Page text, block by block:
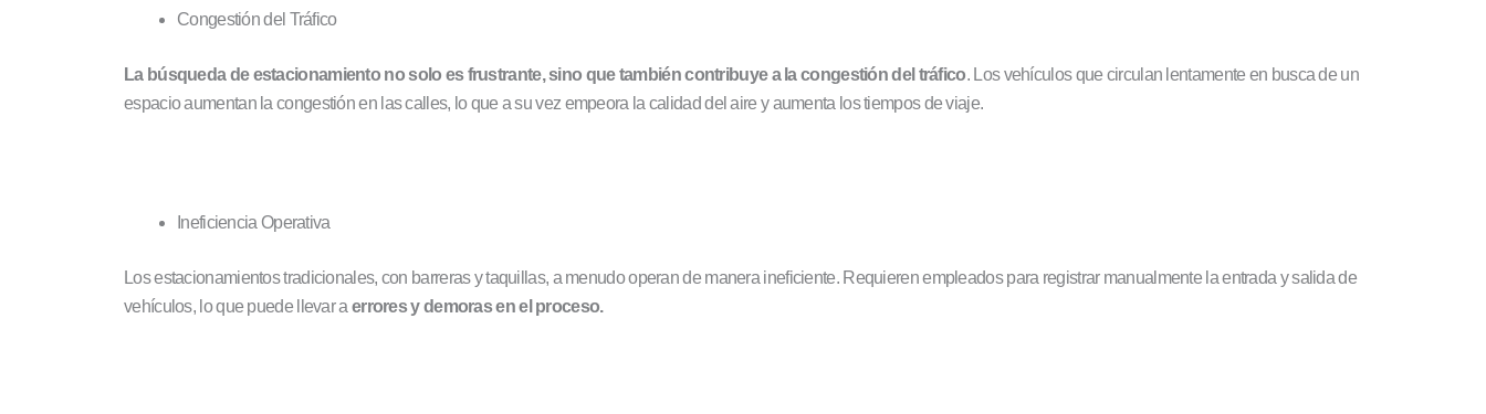
Congestión del Tráfico
La búsqueda de estacionamiento no solo es frustrante, sino que también contribuye a la congestión del tráfico. Los vehículos que circulan lentamente en busca de un
espacio aumentan la congestión en las calles, lo que a su vez empeora la calidad del aire y aumenta los tiempos de viaje.
Ineficiencia Operativa
Los estacionamientos tradicionales, con barreras y taquillas, a menudo operan de manera ineficiente. Requieren empleados para registrar manualmente la entrada y salida de
vehículos, lo que puede llevar a errores y demoras en el proceso.